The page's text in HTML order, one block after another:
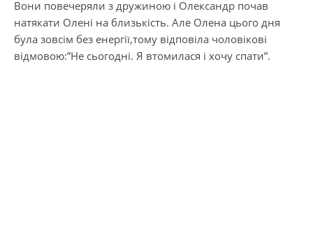
Вони повечеряли з дружиною і Олександр почав
натякати Олені на близькість. Але Олена цього дня
була зовсім без енергії,тому відповіла чоловікові
відмовою:”Не сьогодні. Я втомилася і хочу спати”.